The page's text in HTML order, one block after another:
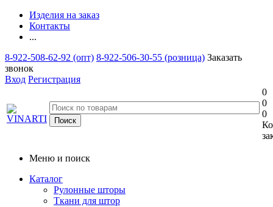
Изделия на заказ
Контакты
...
8-922-508-62-92 (опт) 8-922-506-30-55 (розница) Заказать
звонок
Вход Регистрация
0
0
0
Меню и поиск
Каталог
Рулонные шторы
Ткани для штор